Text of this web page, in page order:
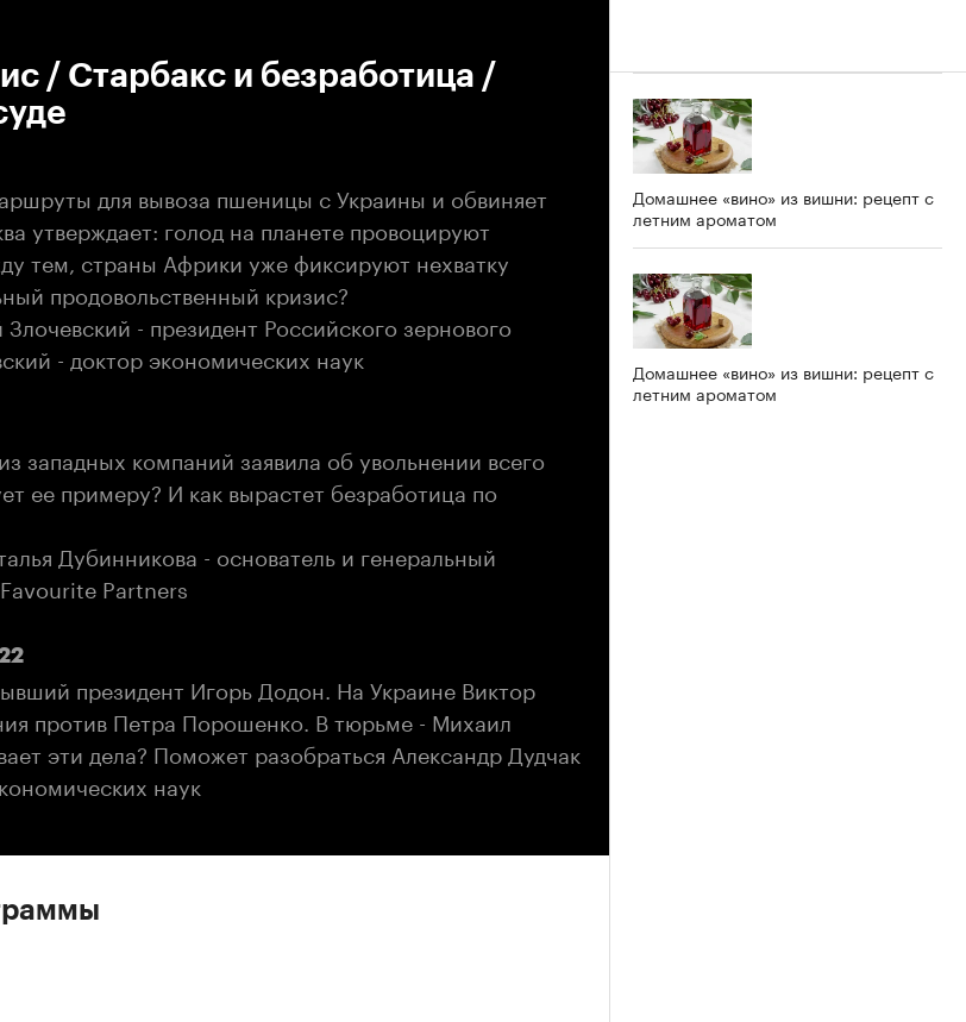
/ Старбакс и безработица /
для вывоза пшеницы с Украины и обвиняет
утверждает: голод на планете провоцируют
тем, страны Африки уже фиксируют нехватку
продовольственный кризис?
- президент Российского зернового
- доктор экономических наук
западных компаний заявила об увольнении всего
ее примеру? И как вырастет безработица по
Дубинникова - основатель и генеральный
Partners
президент Игорь Додон. На Украине Виктор
против Петра Порошенко. В тюрьме - Михаил
эти дела? Поможет разобраться Александр Дудчак
наук
Домашнее «вино» из вишни: рецепт с
летним ароматом
Домашнее «вино» из вишни: рецепт с
летним ароматом